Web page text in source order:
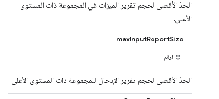
الحدّ الأقصى لحجم تقرير الميزات في المجموعة ذات المستوى
الأعلى.
maxInputReportSize
الرقم
الحدّ الأقصى لحجم تقرير الإدخال للمجموعة ذات المستوى الأعلى